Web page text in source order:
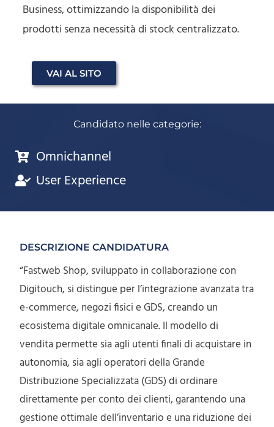
Business, ottimizzando la disponibilità dei
prodotti senza necessità di stock centralizzato.
VAI AL SITO
Candidato nelle categorie:
Omnichannel
User Experience
DESCRIZIONE CANDIDATURA
“Fastweb Shop, sviluppato in collaborazione con
Digitouch, si distingue per l’integrazione avanzata tra
e-commerce, negozi fisici e GDS, creando un
ecosistema digitale omnicanale. Il modello di
vendita permette sia agli utenti finali di acquistare in
autonomia, sia agli operatori della Grande
Distribuzione Specializzata (GDS) di ordinare
direttamente per conto dei clienti, garantendo una
gestione ottimale dell’inventario e una riduzione dei